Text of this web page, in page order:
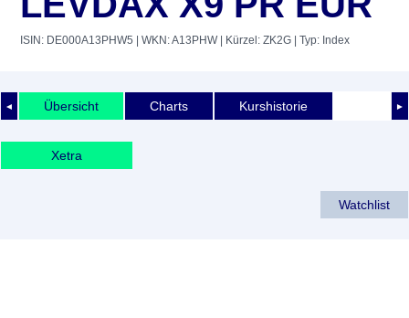
ISIN: DE000A13PHW5 | WKN: A13PHW| Kürzel: ZK2G | Typ: Index
◄ ►
Übersicht Charts Kurshistorie
Xetra
Watchlist